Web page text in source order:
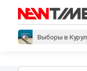
Выборы в